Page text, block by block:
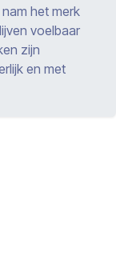
het merk
voelbaar
zijn
en met